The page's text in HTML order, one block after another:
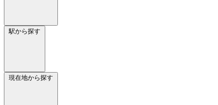
駅から探す
現在地から探す